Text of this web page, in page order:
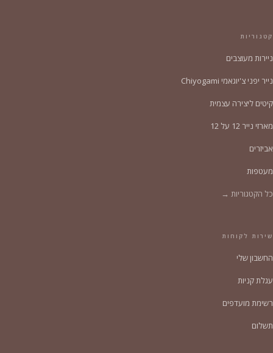
קטגוריות
ניירות מעוצבים
נייר יפני צ'יוגאמי Chiyogami
קיטים ליצירה עצמית
מארזי נייר 12 על 12
אביזרים
מעטפות
כל הקטגוריות →
שירות לקוחות
החשבון שלי
עגלת קניות
רשימת מועדפים
תשלום